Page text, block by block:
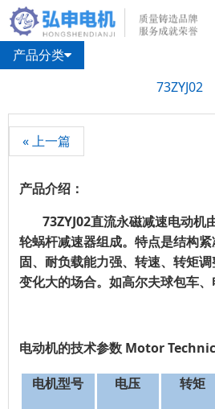
产品分类
73ZYJ02
« 上一篇
产品介绍：
73ZYJ02直流永磁减速电动机
轮蜗杆减速器组成。特点是结构
固、耐负载能力强、转速、转矩
变化大的场合。如高尔夫球包车、
电动机的技术参数Motor
电机型号 电压 转矩